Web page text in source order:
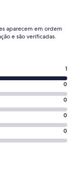
aparecem em ordem
e são verificadas.
1
0
0
0
0